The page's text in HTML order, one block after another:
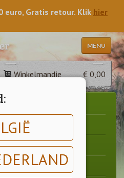
euro, Gratis retour. Klik hier
MENU
Winkelmandje € 0,00